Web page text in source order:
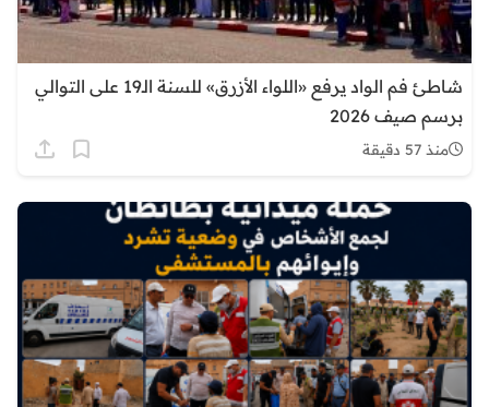
شاطئ فم الواد يرفع «اللواء الأزرق» للسنة الـ19 على التوالي
برسم صيف 2026
منذ 57 دقيقة